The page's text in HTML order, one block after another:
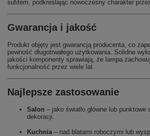
sufitem, podkreślając nowoczesny charakter
Gwarancja i jakość
Produkt objęty jest gwarancją producenta, co
pewność długotrwałego użytkowania. Solidne
jakości komponenty sprawiają, że lampa
funkcjonalność przez wiele lat.
Najlepsze zastosowanie
Salon – jako światło główne lub punktowe
dekoracji.
Kuchnia– nad blatami roboczymi lub